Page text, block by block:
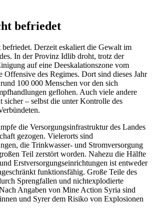
befriedet
Derzeit eskaliert die Gewalt im
In der Provinz Idlib droht, trotz der
auf eine Deeskalationszone vom
Offensive des Regimes. Dort sind dieses Jahr
100 000 Menschen vor den sich
geflohen. Auch viele andere
sicher – selbst die unter Kontrolle des
die Versorgungsinfrastruktur des Landes
gezogen. Vielerorts sind
die Trinkwasser- und Stromversorgung
Teil zerstört worden. Nahezu die Hälfte
Erstversorgungseinrichtungen ist entweder
funktionsfähig. Große Teile des
Sprengfallen und nichtexplodierte
Angaben von Mine Action Syria sind
und Syrer dem Risiko von Explosionen